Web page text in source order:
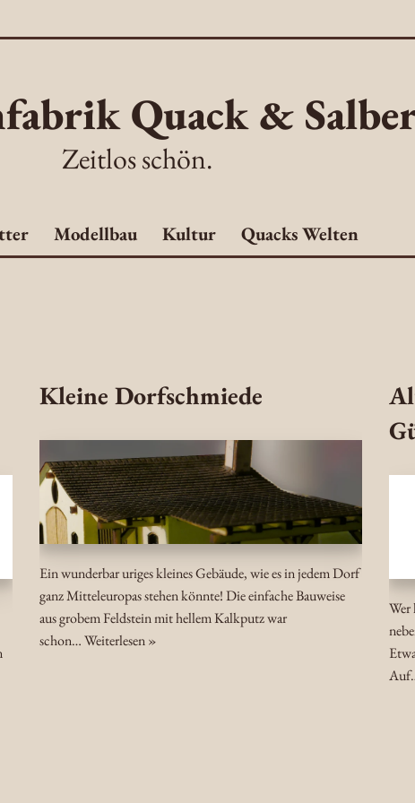
Quack &
Zeitlos schön.
Modellbau Kultur Quacks Welten
Kleine Dorfschmiede
Ein wunderbar uriges kleines Gebäude, wie es in jedem Dorf
ganz Mitteleuropas stehen könnte! Die einfache Bauweise
aus grobem Feldstein mit hellem Kalkputz war
schon…Weiterlesen »
Wer